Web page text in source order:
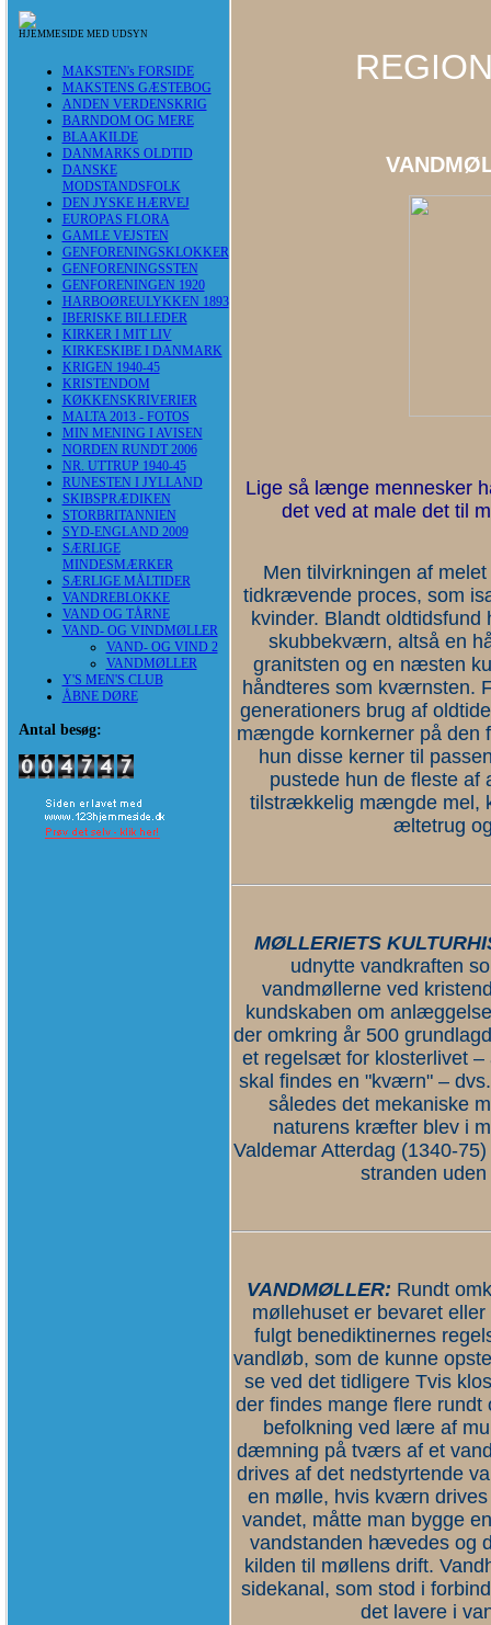
HJEMMESIDE MED UDSYN
MAKSTEN's FORSIDE
MAKSTENS GÆSTEBOG
ANDEN VERDENSKRIG
BARNDOM OG MERE
BLAAKILDE
DANMARKS OLDTID
DANSKE
MODSTANDSFOLK
DEN JYSKE HÆRVEJ
EUROPAS FLORA
GAMLE VEJSTEN
GENFORENINGSKLOKKER
GENFORENINGSSTEN
GENFORENINGEN 1920
HARBOØREULYKKEN 1893
IBERISKE BILLEDER
KIRKER I MIT LIV
KIRKESKIBE I DANMARK
KRIGEN 1940-45
KRISTENDOM
KØKKENSKRIVERIER
MALTA 2013 - FOTOS
MIN MENING I AVISEN
NORDEN RUNDT 2006
NR. UTTRUP 1940-45
RUNESTEN I JYLLAND
SKIBSPRÆDIKEN
STORBRITANNIEN
SYD-ENGLAND 2009
SÆRLIGE
MINDESMÆRKER
SÆRLIGE MÅLTIDER
VANDREBLOKKE
VAND OG TÅRNE
VAND- OG VINDMØLLER
VAND- OG VIND 2
VANDMØLLER
Y'S MEN'S CLUB
ÅBNE DØRE
Antal besøg:
Lige så længe mennesker
det ved at male det til
Men tilvirkningen af
tidkrævende proces, som
kvinder. Blandt
skubbekværn, altså en
granitsten og en næsten
håndteres som kværnsten.
generationers brug af
mængde kornkerner på den
hun disse kerner til
pustede hun de fleste
tilstrækkelig mængde mel,
æltetrug
MØLLERIETS
udnytte vandkraften
vandmøllerne ved
kundskaben om
der omkring år 500
et regelsæt for klosterlivet –
skal findes en "kværn" –
således det mekaniske
naturens kræfter blev i
Valdemar Atterdag (1340-
stranden
VANDMØLLER: Rundt
møllehuset er bevaret
fulgt benediktinernes
vandløb, som de kunne
se ved det tidligere Tvis
der findes mange flere
befolkning ved lære af
dæmning på tværs af et
drives af det nedstyrtende
en mølle, hvis kværn
vandet, måtte man bygge
vandstanden hævedes og
kilden til møllens drift.
sidekanal, som stod i
det lavere i